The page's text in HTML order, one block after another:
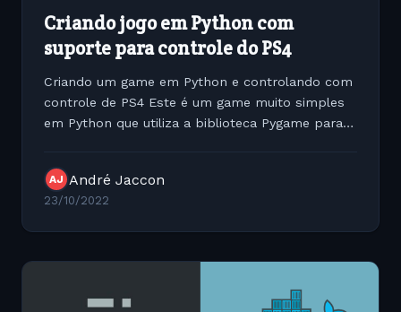
Criando jogo em Python com
suporte para controle do PS4
Criando um game em Python e controlando com
controle de PS4 Este é um game muito simples
em Python que utiliza a biblioteca Pygame para
AJ André Jaccon
23/10/2022